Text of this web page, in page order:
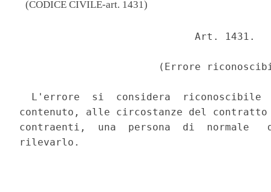
(CODICE CIVILE-art. 1431)
                             Art. 1431.
(Errore
L'errore  si  considera  riconoscibile
contenuto, alle circostanze del
contraenti,  una  persona  di  normale
rilevarlo.